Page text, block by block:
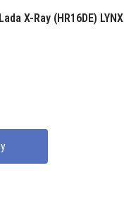
X-Ray (HR16DE) LYNX